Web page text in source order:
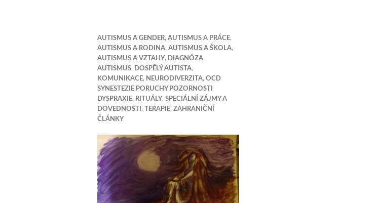
AUTISMUS A GENDER, AUTISMUS A PRÁCE,
AUTISMUS A RODINA, AUTISMUS A ŠKOLA,
AUTISMUS A VZTAHY, DIAGNÓZA
AUTISMUS, DOSPĚLÝ AUTISTA,
KOMUNIKACE, NEURODIVERZITA, OCD
SYNESTEZIE PORUCHY POZORNOSTI
DYSPRAXIE, RITUÁLY, SPECIÁLNÍ ZÁJMY A
DOVEDNOSTI , TERAPIE, ZAHRANIČNÍ
ČLÁNKY